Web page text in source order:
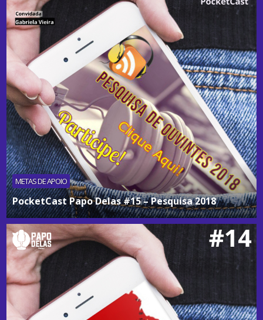
METAS DE APOIO
PocketCast Papo Delas #15 – Pesquisa 2018